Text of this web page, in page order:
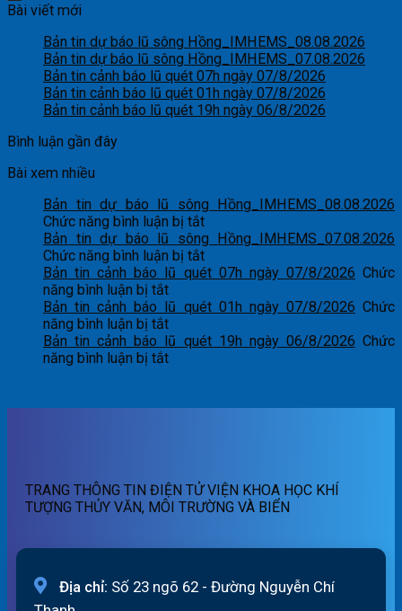
Bài viết mới
Bản tin dự báo lũ sông Hồng_IMHEMS_08.08.2026
Bản tin dự báo lũ sông Hồng_IMHEMS_07.08.2026
Bản tin cảnh báo lũ quét 07h ngày 07/8/2026
Bản tin cảnh báo lũ quét 01h ngày 07/8/2026
Bản tin cảnh báo lũ quét 19h ngày 06/8/2026
Bình luận gần đây
Bài xem nhiều
Bản tin dự báo lũ sông Hồng_IMHEMS_08.08.2026
Chức năng bình luận bị tắtở
Bản
tin
dự
lũ
Hồng_IMHEMS_08.08.2026
Bản tin dự báo lũ sông Hồng_IMHEMS_07.08.2026
Chức năng bình luận bị tắtở
Bản
dự
lũ
Bản tin cảnh báo lũ quét 07h ngày 07/8/2026 Chức
năng bình luận bị tắtở
Bản
tin
cảnh
báo
07h
Bản tin cảnh báo lũ quét 01h ngày 07/8/2026 Chức
năng bình luận bị tắtở
Bản
tin
lũ
07/8/2026
Bản tin cảnh báo lũ quét 19h ngày 06/8/2026 Chức
năng bình luận bị tắtở
cảnh
ngày
06/8/2026
TRANG THÔNG TIN ĐIỆN TỬ VIỆN KHOA HỌC KHÍ
TƯỢNG THỦY VĂN, MÔI TRƯỜNG VÀ BIỂN
Địa chỉ: Số 23 ngõ 62 - Đường Nguyễn Chí